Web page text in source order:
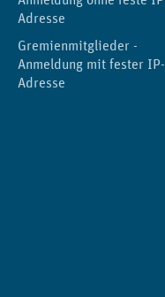
Adresse
Gremienmitglieder -
Anmeldung mit fester IP-
Adresse